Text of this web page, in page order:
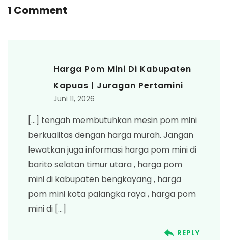
1 Comment
Harga Pom Mini Di Kabupaten
Kapuas | Juragan Pertamini
Juni 11, 2026
[…] tengah membutuhkan mesin pom mini
berkualitas dengan harga murah. Jangan
lewatkan juga informasi harga pom mini di
barito selatan timur utara , harga pom
mini di kabupaten bengkayang , harga
pom mini kota palangka raya , harga pom
mini di […]
REPLY